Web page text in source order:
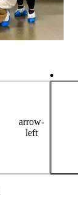
arrow-
left